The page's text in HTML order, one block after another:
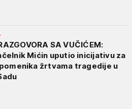
SA VUČIĆEM:
Mićin uputio inicijativu za
žrtvama tragedije u